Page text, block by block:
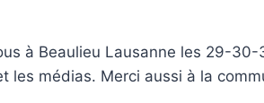
à Beaulieu Lausanne les 29-
médias. Merci aussi à la